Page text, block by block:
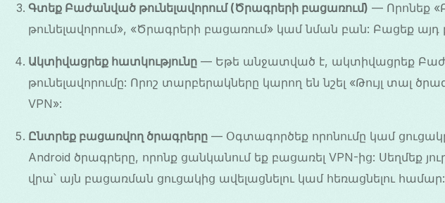
Գտեք Բաժանված թունելավորում (Ծրագրերի բացառում) — Որոնեք
թունելավորում», «Ծրագրերի բացառում» կամ նման բան: Բացեք այդ
Ակտիվացրեք հատկությունը — Եթե անջատված է, ակտիվացրեք
թունելավորումը: Որոշ տարբերակները կարող են նշել «Թույլ տալ
VPN»:
Ընտրեք բացառվող ծրագրերը — Օգտագործեք որոնումը կամ
Android ծրագրերը, որոնք ցանկանում եք բացառել VPN-ից: Սեղմեք
վրա՝ այն բացառման ցուցակից ավելացնելու կամ հեռացնելու համար: